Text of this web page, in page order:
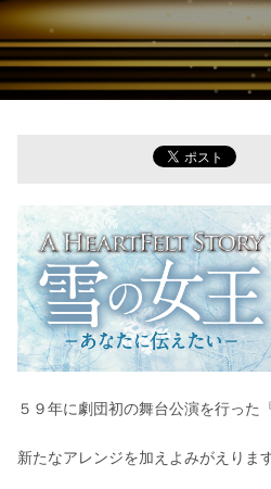
５９年に劇団初の舞台公演を行った
新たなアレンジを加えよみがえります